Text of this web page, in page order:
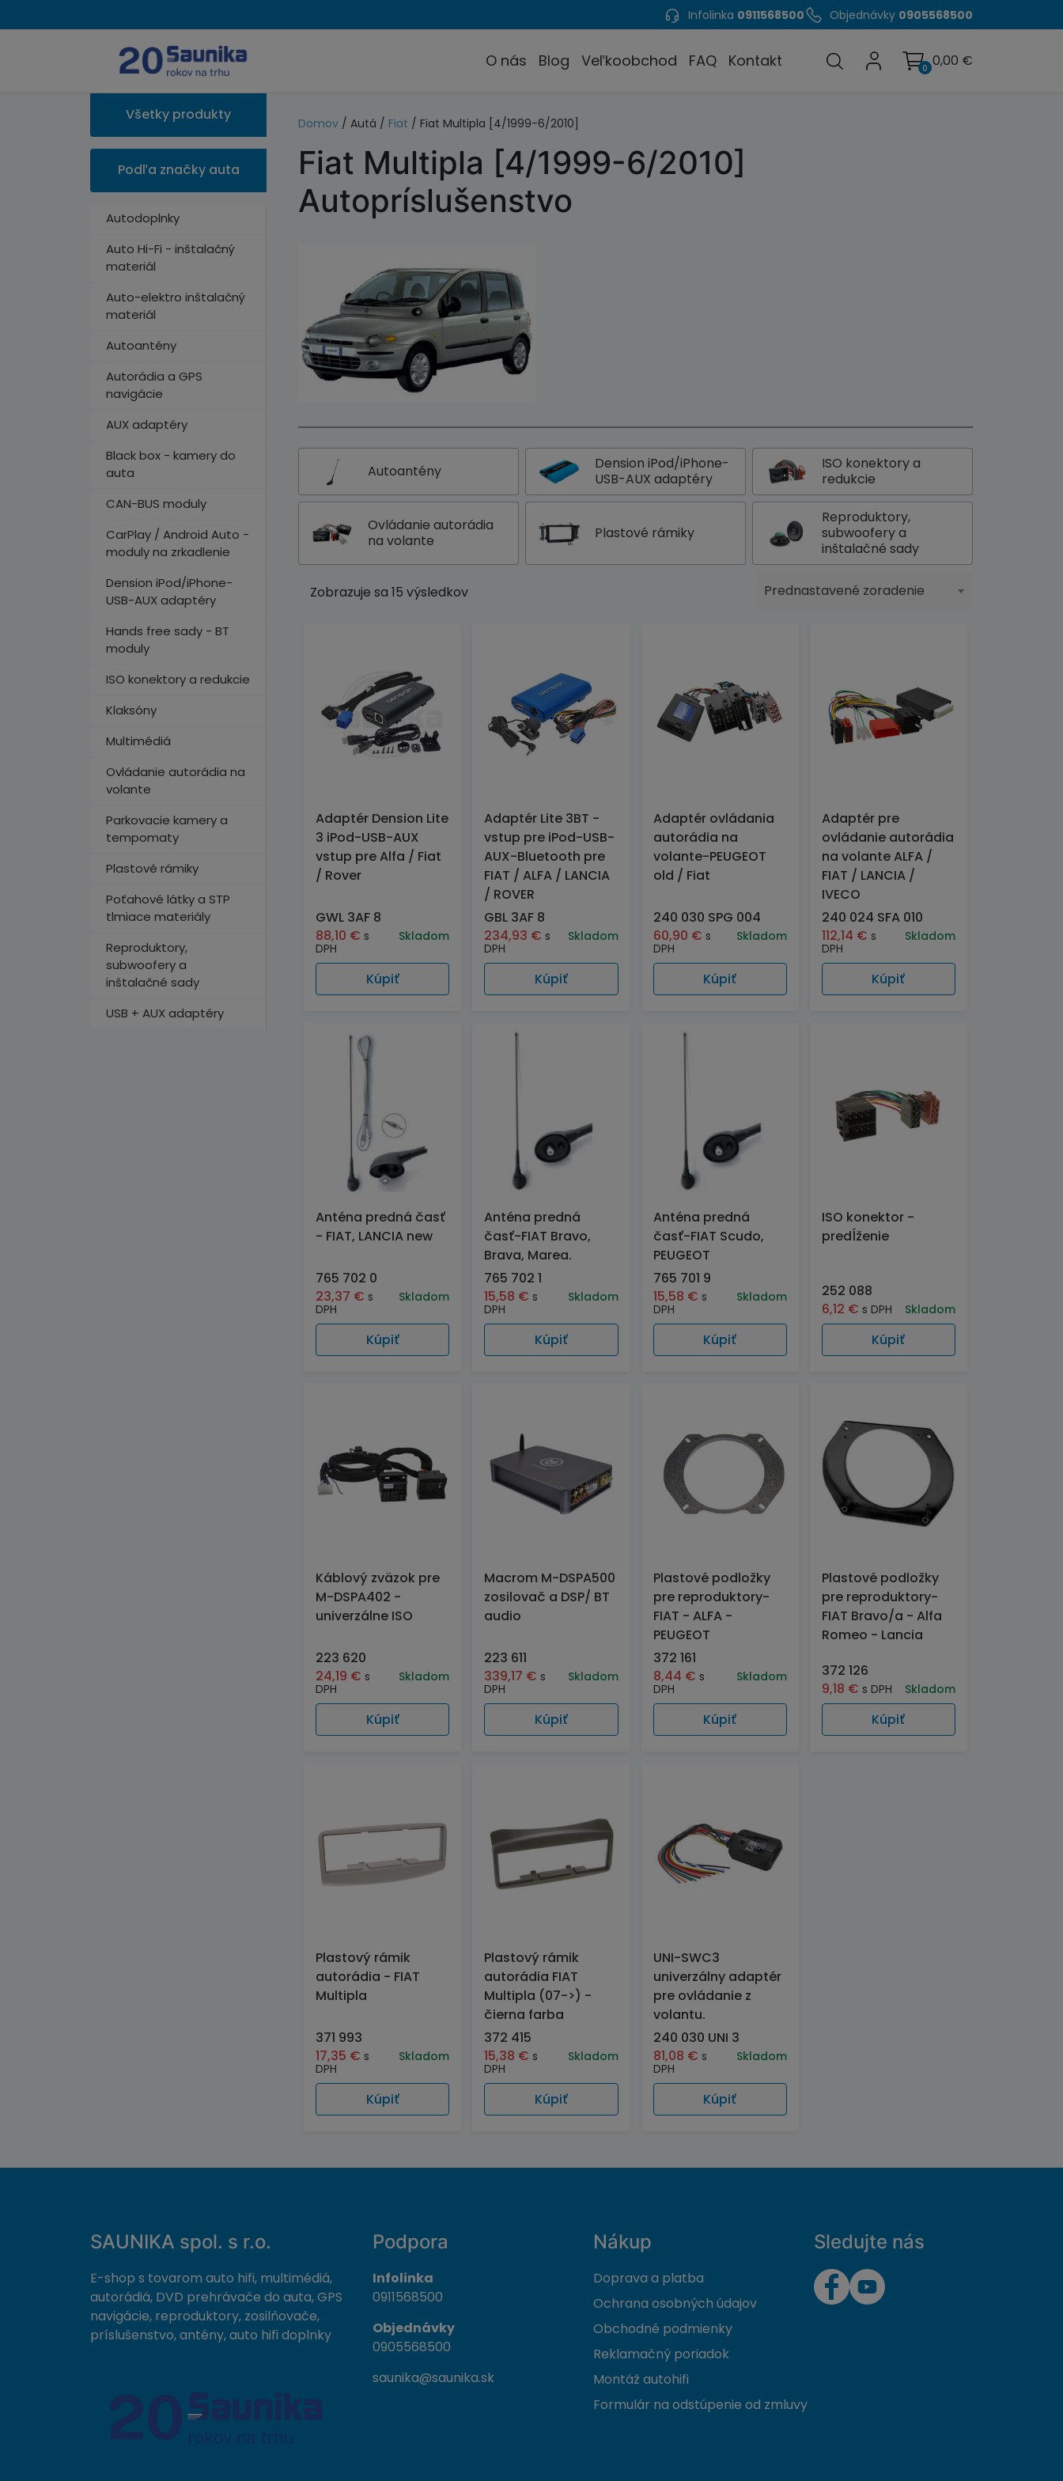
Infolinka 0911568500 Objednávky 0905568500
O nás Blog Veľkoobchod FAQ Kontakt 0 0,00 €
Všetky produkty
Podľa značky auta
Autodoplnky
Auto Hi-Fi - inštalačný
materiál
Auto-elektro inštalačný
materiál
Autoantény
Autorádia a GPS
navigácie
AUX adaptéry
Black box - kamery do
auta
CAN-BUS moduly
CarPlay / Android Auto -
moduly na zrkadlenie
Dension iPod/iPhone-
USB-AUX adaptéry
Hands free sady - BT
moduly
ISO konektory a redukcie
Klaksóny
Multimédiá
Ovládanie autorádia na
volante
Parkovacie kamery a
tempomaty
Plastové rámiky
Poťahové látky a STP
tlmiace materiály
Reproduktory,
subwoofery a
inštalačné sady
USB + AUX adaptéry
Domov / Autá / Fiat / Fiat Multipla [4/1999-6/2010]
Fiat Multipla [4/1999-6/2010]
Autopríslušenstvo
Autoantény
Dension iPod/iPhone-
USB-AUX adaptéry
ISO konektory a
redukcie
Ovládanie autorádia
na volante
Plastové rámiky
Reproduktory,
subwoofery a
inštalačné sady
Zobrazuje sa 15 výsledkov Prednastavené zoradenie
Adaptér Dension Lite
3 iPod-USB-AUX
vstup pre Alfa / Fiat
/ Rover
GWL 3AF 8
88,10 € s
DPH
Skladom
Kúpiť
Adaptér Lite 3BT -
vstup pre iPod-USB-
AUX-Bluetooth pre
FIAT / ALFA / LANCIA
/ ROVER
GBL 3AF 8
234,93 € s
DPH
Skladom
Kúpiť
Adaptér ovládania
autorádia na
volante-PEUGEOT
old / Fiat
240 030 SPG 004
60,90 € s
DPH
Skladom
Kúpiť
Adaptér pre
ovládanie autorádia
na volante ALFA /
FIAT / LANCIA /
IVECO
240 024 SFA 010
112,14 € s
DPH
Skladom
Kúpiť
Anténa predná časť
- FIAT, LANCIA new
765 702 0
23,37 € s
DPH
Skladom
Kúpiť
Anténa predná
časť-FIAT Bravo,
Brava, Marea.
765 702 1
15,58 € s
DPH
Skladom
Kúpiť
Anténa predná
časť-FIAT Scudo,
PEUGEOT
765 701 9
15,58 € s
DPH
Skladom
Kúpiť
ISO konektor -
predĺženie
252 088
6,12 € s DPH Skladom
Kúpiť
Káblový zväzok pre
M-DSPA402 -
univerzálne ISO
223 620
24,19 € s
DPH
Skladom
Kúpiť
Macrom M-DSPA500
zosilovač a DSP/ BT
audio
223 611
339,17 € s
DPH
Skladom
Kúpiť
Plastové podložky
pre reproduktory-
FIAT - ALFA -
PEUGEOT
372 161
8,44 € s
DPH
Skladom
Kúpiť
Plastové podložky
pre reproduktory-
FIAT Bravo/a - Alfa
Romeo - Lancia
372 126
9,18 € s DPH Skladom
Kúpiť
Plastový rámik
autorádia - FIAT
Multipla
371 993
17,35 € s
DPH
Skladom
Kúpiť
Plastový rámik
autorádia FIAT
Multipla (07->) -
čierna farba
372 415
15,38 € s
DPH
Skladom
Kúpiť
UNI-SWC3
univerzálny adaptér
pre ovládanie z
volantu.
240 030 UNI 3
81,08 € s
DPH
Skladom
Kúpiť
SAUNIKA spol. s r.o.
E-shop s tovarom auto hifi, multimédiá,
autorádiá, DVD prehrávače do auta, GPS
navigácie, reproduktory, zosilňovače,
príslušenstvo, antény, auto hifi doplnky
Podpora
Infolinka
0911568500
Objednávky
0905568500
saunika@saunika.sk
Nákup
Doprava a platba
Ochrana osobných údajov
Obchodné podmienky
Reklamačný poriadok
Montáž autohifi
Formulár na odstúpenie od zmluvy
Sledujte nás